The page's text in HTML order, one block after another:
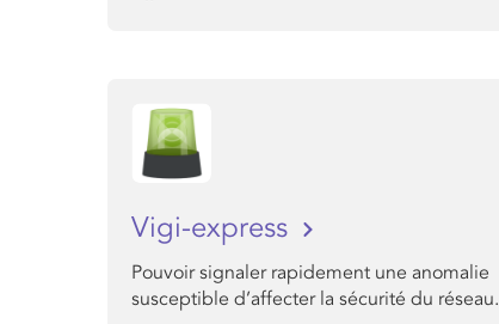
Vigi-express
Pouvoir signaler rapidement une anomalie
susceptible d’affecter la sécurité du réseau.